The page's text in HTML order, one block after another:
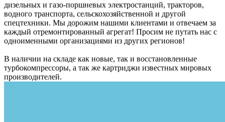
дизельных и газо-поршневых электростанций, тракторов,
водного транспорта, сельскохозяйственной и другой
спецтехники. Мы дорожим нашими клиентами и отвечаем за
каждый отремонтированный агрегат! Просим не путать нас с
одноименными организациями из других регионов!
В наличии на складе как новые, так и восстановленные
турбокомпрессоры, а так же картриджи известных мировых
производителей.